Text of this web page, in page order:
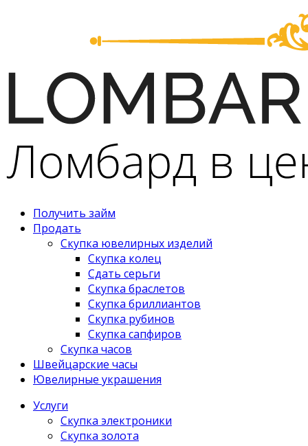
Получить займ
Продать
Скупка ювелирных изделий
Скупка колец
Сдать серьги
Скупка браслетов
Скупка бриллиантов
Скупка рубинов
Скупка сапфиров
Скупка часов
Швейцарские часы
Ювелирные украшения
Услуги
Скупка электроники
Скупка золота